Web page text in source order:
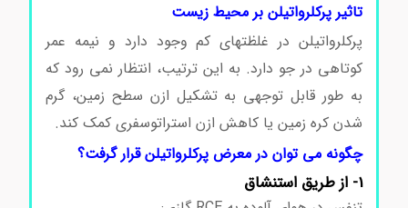
تاثیر پرکلرواتیلن بر محیط زیست
پرکلرواتیلن در غلظتهای کم وجود دارد و نیمه عمر
کوتاهی در جو دارد. به این ترتیب، انتظار نمی رود که
به طور قابل توجهی به تشکیل ازن سطح زمین، گرم
شدن کره زمین یا کاهش ازن استراتوسفری کمک کند.
چگونه می توان در معرض پرکلرواتیلن قرار گرفت؟